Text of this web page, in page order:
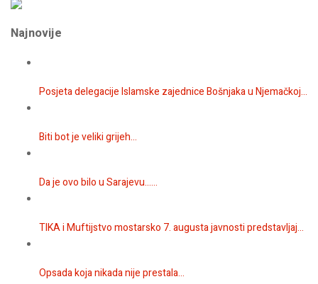
Najnovije
Posjeta delegacije Islamske zajednice Bošnjaka u Njemačkoj...
Biti bot je veliki grijeh...
Da je ovo bilo u Sarajevu…...
TIKA i Muftijstvo mostarsko 7. augusta javnosti predstavljaj...
Opsada koja nikada nije prestala...